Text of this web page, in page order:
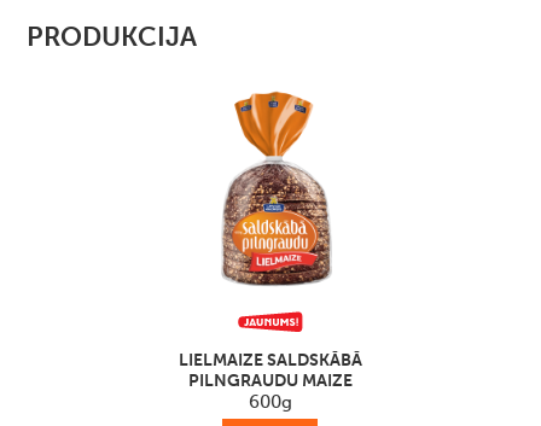
PRODUKCIJA
LIELMAIZE SALDSKĀBĀ
PILNGRAUDU MAIZE
600g